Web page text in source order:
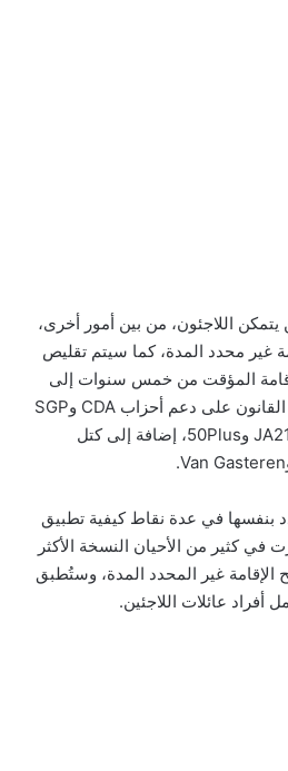
اللاجئون، من بين أمور أخرى،
غير محدد المدة، كما سيتم تقليص
المؤقت من خمس سنوات إلى
ثلاث سنوات. وحصل مشروع القانون على دعم أحزاب CDA وSGP
وD66 وVVD وPVV وBBB وJA21 و50Plus، إضافة إلى كتل
بنفسها في عدة نقاط كيفية تطبيق
في كثير من الأحيان النسخة الأكثر
الإقامة غير المحدد المدة، وستُطبق
عائلات اللاجئين.